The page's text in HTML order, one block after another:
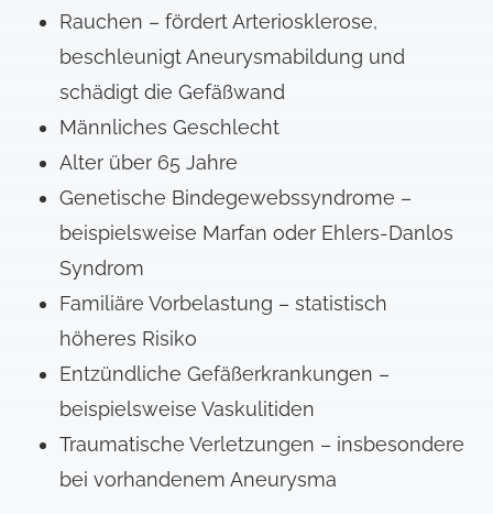
Rauchen – fördert Arteriosklerose,
beschleunigt Aneurysmabildung und
schädigt die Gefäßwand
Männliches Geschlecht
Alter über 65 Jahre
Genetische Bindegewebssyndrome –
beispielsweise Marfan oder Ehlers-Danlos
Syndrom
Familiäre Vorbelastung – statistisch
höheres Risiko
Entzündliche Gefäßerkrankungen –
beispielsweise Vaskulitiden
Traumatische Verletzungen – insbesondere
bei vorhandenem Aneurysma